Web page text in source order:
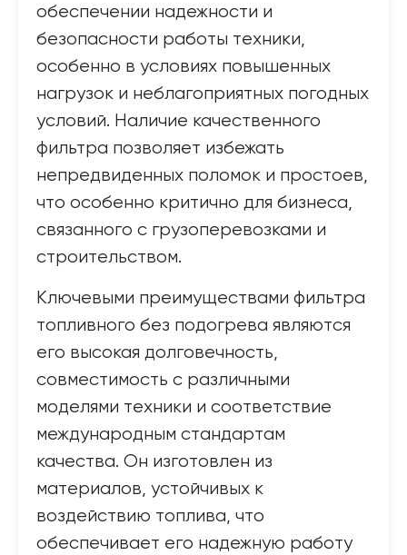
обеспечении надежности и
безопасности работы техники,
особенно в условиях повышенных
нагрузок и неблагоприятных погодных
условий. Наличие качественного
фильтра позволяет избежать
непредвиденных поломок и простоев,
что особенно критично для бизнеса,
связанного с грузоперевозками и
строительством.
Ключевыми преимуществами фильтра
топливного без подогрева являются
его высокая долговечность,
совместимость с различными
моделями техники и соответствие
международным стандартам
качества. Он изготовлен из
материалов, устойчивых к
воздействию топлива, что
обеспечивает его надежную работу